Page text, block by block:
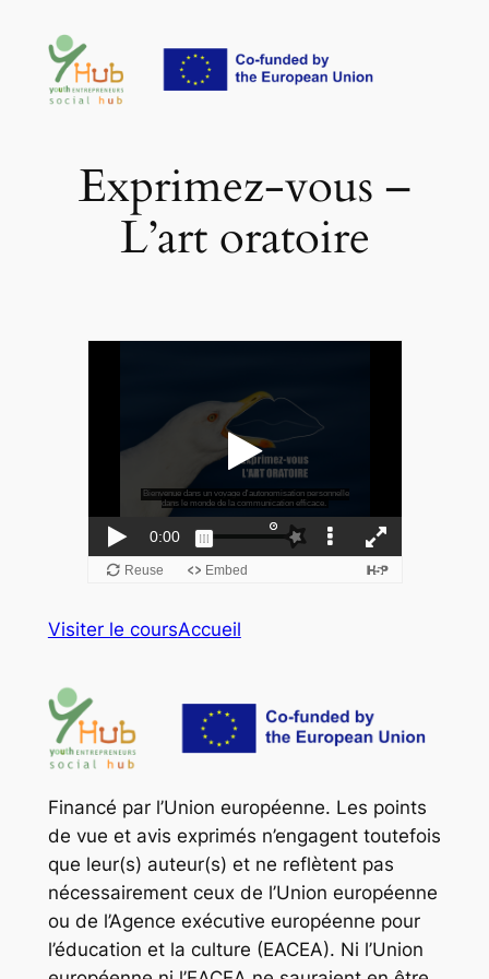
contenu
Exprimez-vous –
L’art oratoire
Visiter le coursAccueil
Financé par l’Union européenne. Les points
de vue et avis exprimés n’engagent toutefois
que leur(s) auteur(s) et ne reflètent pas
nécessairement ceux de l’Union européenne
ou de l’Agence exécutive européenne pour
l’éducation et la culture (EACEA). Ni l’Union